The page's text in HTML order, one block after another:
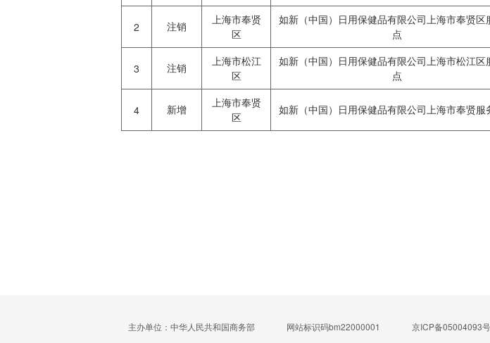
2 注销
上海市奉贤
区
如新（中国）日用保健品有限公司上海市奉贤区
点
3 注销
上海市松江
区
如新（中国）日用保健品有限公司上海市松江区
点
4 新增
上海市奉贤
区
如新（中国）日用保健品有限公司上海市奉贤服
主办单位：中华人民共和国商务部 网站标识码bm22000001 京ICP备05004093